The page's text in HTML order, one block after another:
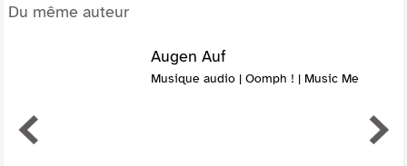
Du même auteur
Augen Auf
Musique audio | Oomph ! | Music Me